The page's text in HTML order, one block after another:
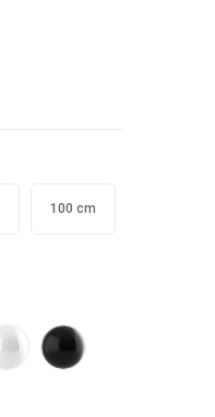
100 cm